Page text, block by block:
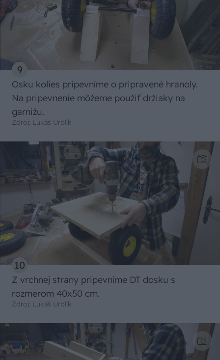
9
Osku kolies pripevníme o pripravené hranoly.
Na pripevnenie môžeme použiť držiaky na
garnižu.
Zdroj: Lukáš Urblík
10
Z vrchnej strany pripevníme DT dosku s
rozmerom 40x50 cm.
Zdroj: Lukáš Urblík